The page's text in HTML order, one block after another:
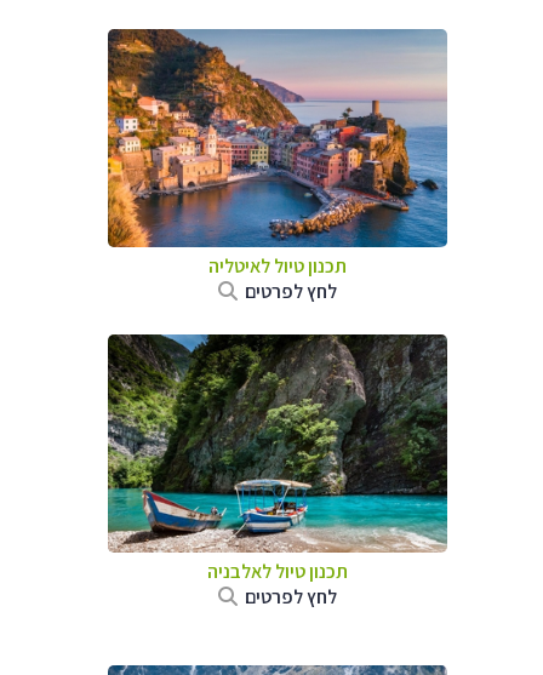
תכנון טיול לאיטליה
לחץ לפרטים
תכנון טיול לאלבניה
לחץ לפרטים